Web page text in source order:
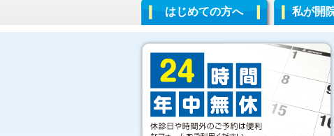
はじめての方へ 私が開